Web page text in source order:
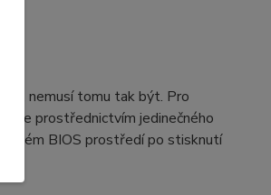
nemusí tomu tak být. Pro
prostřednictvím jedinečného
BIOS prostředí po stisknutí